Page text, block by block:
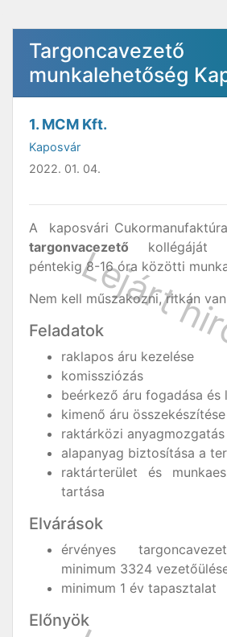
Targoncavezető
munkalehetőség
1. MCM Kft.
Kaposvár
2022. 01. 04.
A kaposvári
targonvacezető kollégáját
péntekig 8-16 óra közötti
Nem kell műszakozni, ritkán
Feladatok
raklapos áru kezelése
komissziózás
beérkező áru fogadása és
kimenő áru
raktárközi anyagmozgatás
alapanyag biztosítása a
raktárterület és
tartása
Elvárások
érvényes
minimum 3324
minimum 1 év tapasztalat
Előnyök